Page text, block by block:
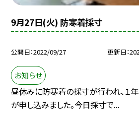
9月27日(火) 防寒着採寸
公開日 2022/09/27 更新日
お知らせ
昼休みに防寒着の採寸が行われ、１
が申し込みました。今日採寸で...